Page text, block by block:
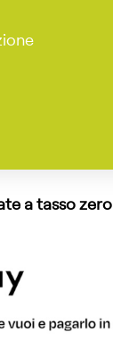
a tasso zero